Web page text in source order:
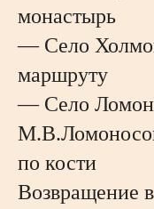
монастырь
— Село
маршруту
— Село
по кости
Возвращение